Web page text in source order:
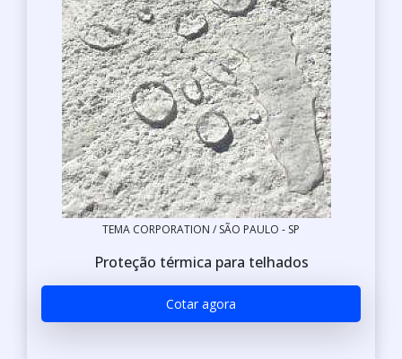
TEMA CORPORATION / SÃO PAULO - SP
Proteção térmica para telhados
Cotar agora